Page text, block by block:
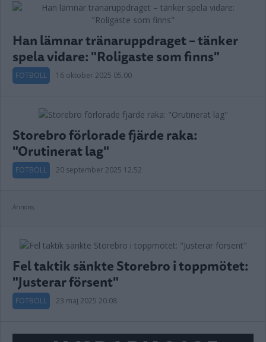
Han lämnar tränaruppdraget – tänker
spela vidare: "Roligaste som finns"
FOTBOLL 16 oktober 2025 05.00
Storebro förlorade fjärde raka:
"Orutinerat lag"
FOTBOLL 20 september 2025 12.52
Annons:
Fel taktik sänkte Storebro i toppmötet:
"Justerar försent"
FOTBOLL 23 maj 2025 20.08